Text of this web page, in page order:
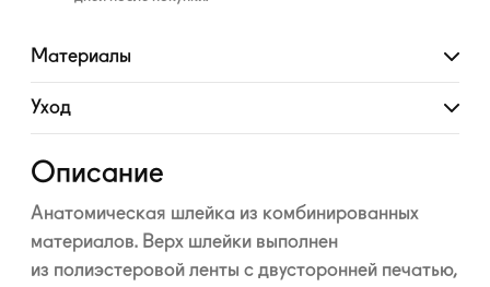
Материалы
Развернуть
Уход
Развернуть
Описание
Анатомическая шлейка из комбинированных
материалов. Верх шлейки выполнен
из полиэстеровой ленты с двусторонней печатью,